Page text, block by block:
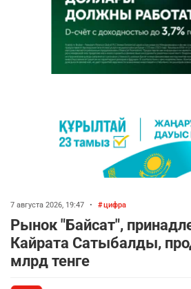
7 августа 2026, 19:47 • цифра
Рынок "Байсат",
Кайрата Сатыбалды,
млрд тенге